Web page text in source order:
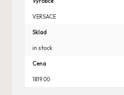
VERSACE
Sklad
in stock
Cena
1819.00